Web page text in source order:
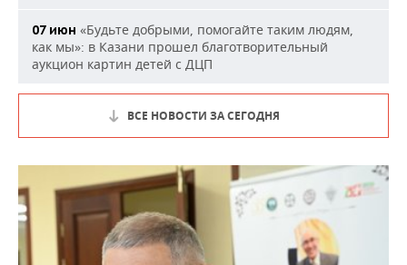
07 июн «Будьте добрыми, помогайте таким людям,
как мы»: в Казани прошел благотворительный
аукцион картин детей с ДЦП
ВСЕ НОВОСТИ ЗА СЕГОДНЯ